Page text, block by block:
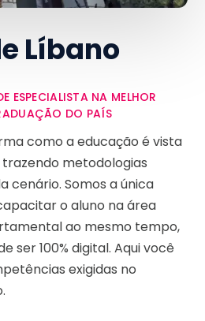
Líbano
ESPECIALISTA NA MELHOR
DO PAÍS
como a educação é vista
metodologias
cenário. Somos a única
o aluno na área
ao mesmo tempo,
ser 100% digital. Aqui você
exigidas no